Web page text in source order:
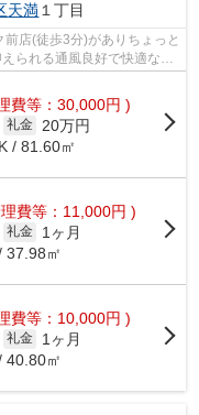
天満 １丁目
店(徒歩3分)がありちょっと
られる通風良好で快適なマ
費等：30,000円 )
礼金
20万円
/ 81.60㎡
費等：11,000円 )
礼金
1ヶ月
37.98㎡
費等：10,000円 )
礼金
1ヶ月
40.80㎡